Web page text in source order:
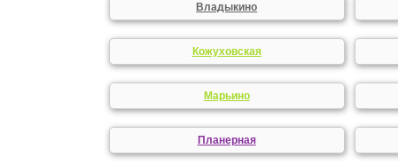
Владыкино
Кожуховская
Марьино
Планерная